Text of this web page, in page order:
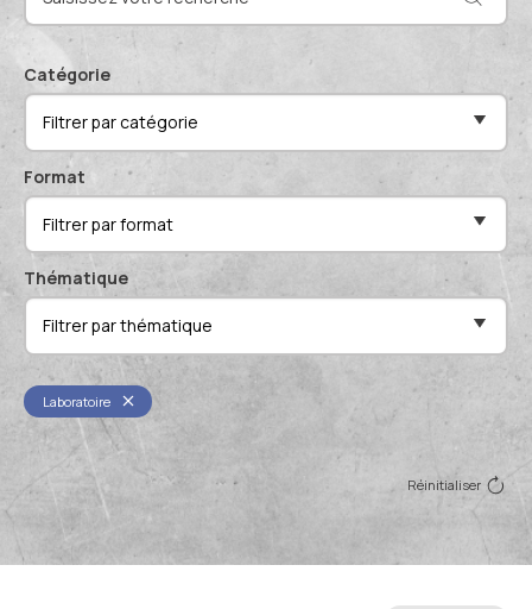
Conférences de professionnels
Publications scientifiques
Proposer mes compétences
Catégorie
Filtrer par catégorie
Format
Filtrer par format
Thématique
Filtrer par thématique
Laboratoire
Réinitialiser